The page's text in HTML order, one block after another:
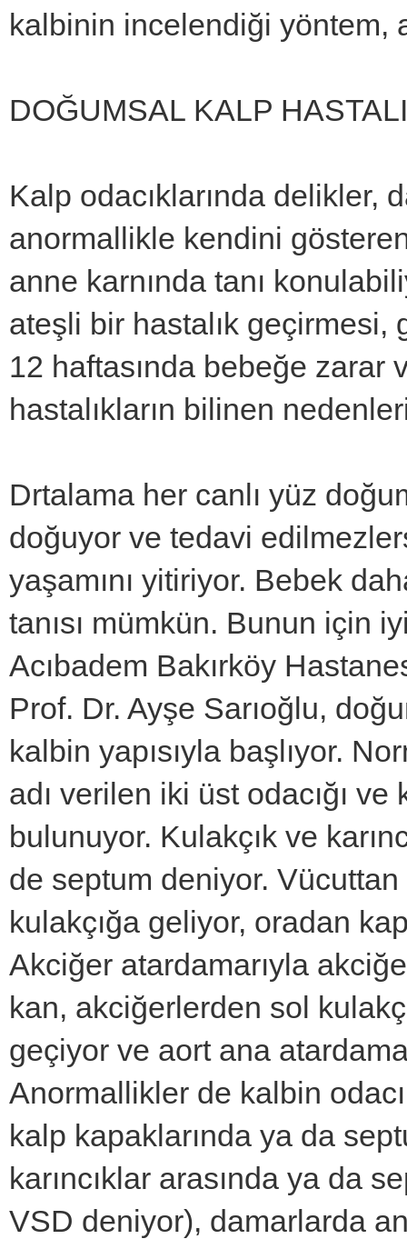
kalbinin incelendiği yöntem,
DOĞUMSAL KALP
Kalp odacıklarında delikler,
anormallikle kendini
anne karnında tanı
ateşli bir hastalık geçirmesi,
12 haftasında bebeğe zarar
hastalıkların bilinen
Drtalama her canlı yüz
doğuyor ve tedavi
yaşamını yitiriyor. Bebek
tanısı mümkün. Bunun için
Acıbadem Bakırköy
Prof. Dr. Ayşe Sarıoğlu,
kalbin yapısıyla başlıyor.
adı verilen iki üst odacığı ve
bulunuyor. Kulakçık ve
de septum deniyor.
kulakçığa geliyor, oradan
Akciğer atardamarıyla
kan, akciğerlerden sol
geçiyor ve aort ana
Anormallikler de kalbin
kalp kapaklarında ya da
karıncıklar arasında ya da
VSD deniyor), damarlarda